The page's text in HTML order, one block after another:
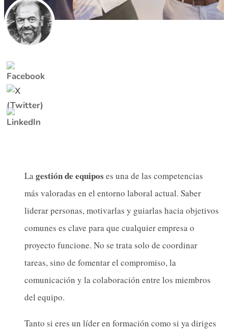
Lagestión de equipos es una de las competencias
más valoradas en el entorno laboral actual. Saber
liderar personas, motivarlas y guiarlas hacia objetivos
comunes es clave para que cualquier empresa o
proyecto funcione. No se trata solo de coordinar
tareas, sino de fomentar el compromiso, la
comunicación y la colaboración entre los miembros
del equipo.
Tanto si eres un líder en formación como si ya diriges